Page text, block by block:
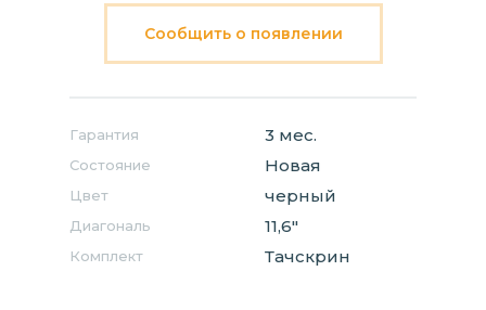
Сообщить о появлении
Гарантия 3 мес.
Состояние Новая
Цвет черный
Диагональ 11,6"
Комплект Тачскрин